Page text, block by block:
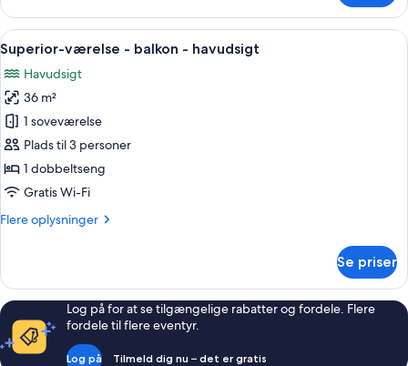
suite
balkon
havudsigt
Indlæs
alle
billeder
af
Superior-
værelse
-
balkon
havudsigt
Et moderne soveværelse med
6
Superior-værelse - balkon - havudsigt
Havudsigt
36 m²
1 soveværelse
Plads til 3 personer
1 dobbeltseng
Gratis Wi-Fi
Flere oplysninger
Flere
værelse
-
balkon
havudsigt
Se priser
Log på for at se tilgængelige rabatter og fordele. Flere
fordele til flere eventyr.
Log på Tilmeld dig nu – det er gratis